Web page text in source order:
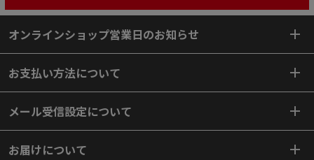
オンラインショップ営業日のお知らせ
お支払い方法について
メール受信設定について
お届けについて